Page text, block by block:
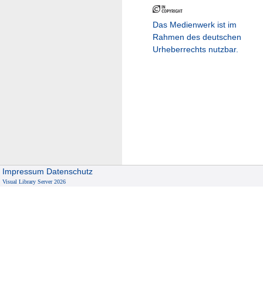
Das Medienwerk ist im
Rahmen des deutschen
Urheberrechts nutzbar.
Impressum Datenschutz
Visual Library Server 2026